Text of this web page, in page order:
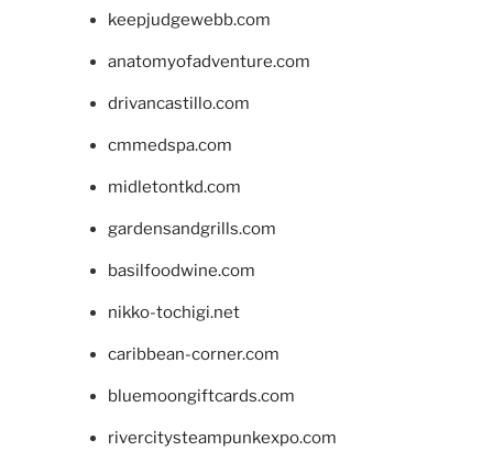
keepjudgewebb.com
anatomyofadventure.com
drivancastillo.com
cmmedspa.com
midletontkd.com
gardensandgrills.com
basilfoodwine.com
nikko-tochigi.net
caribbean-corner.com
bluemoongiftcards.com
rivercitysteampunkexpo.com